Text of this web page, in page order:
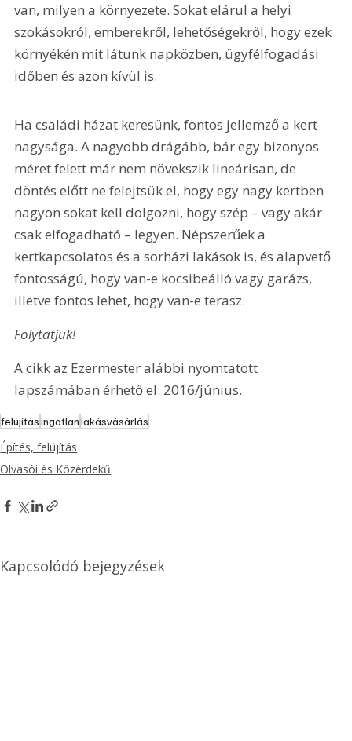
van, milyen a környezete. Sokat elárul a helyi
szokásokról, emberekről, lehetőségekről, hogy ezek
környékén mit látunk napközben, ügyfélfogadási
időben és azon kívül is.
Ha családi házat keresünk, fontos jellemző a kert
nagysága. A nagyobb drágább, bár egy bizonyos
méret felett már nem növekszik lineárisan, de
döntés előtt ne felejtsük el, hogy egy nagy kertben
nagyon sokat kell dolgozni, hogy szép – vagy akár
csak elfogadható – legyen. Népszerűek a
kertkapcsolatos és a sorházi lakások is, és alapvető
fontosságú, hogy van-e kocsibeálló vagy garázs,
illetve fontos lehet, hogy van-e terasz.
Folytatjuk!
A cikk az Ezermester alábbi nyomtatott
lapszámában érhető el: 2016/június.
felújításingatlanlakásvásárlás
Építés, felújítás
Olvasói és Közérdekű
Kapcsolódó bejegyzések